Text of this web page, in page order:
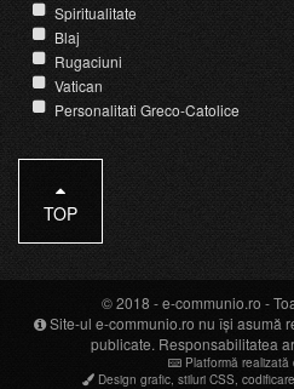
Spiritualitate
Blaj
Rugaciuni
Vatican
Personalitati Greco-Catolice
TOP
© 2018 -e-communio.ro -
Site-ul e-communio.ro nu își asumă
publicate. Responsabilitatea
Platformă realizată
Design grafic stiluri CSS